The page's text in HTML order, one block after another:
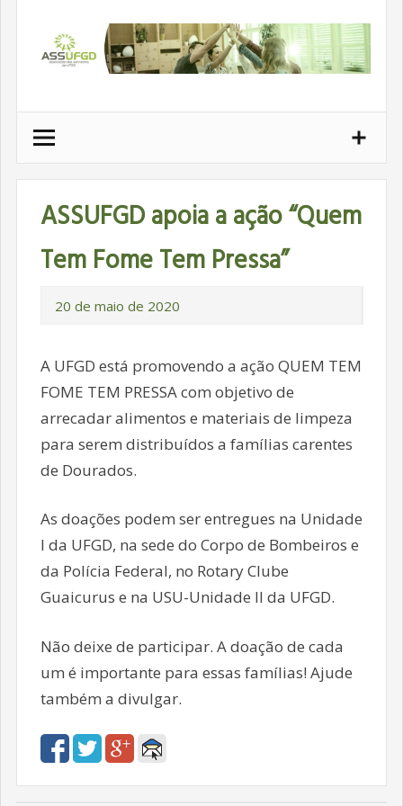
conteúdo
ASSUFGD apoia a ação “Quem
Tem Fome Tem Pressa”
20 de maio de 2020
A UFGD está promovendo a ação QUEM TEM
FOME TEM PRESSA com objetivo de
arrecadar alimentos e materiais de limpeza
para serem distribuídos a famílias carentes
de Dourados.
As doações podem ser entregues na Unidade
I da UFGD, na sede do Corpo de Bombeiros e
da Polícia Federal, no Rotary Clube
Guaicurus e na USU-Unidade II da UFGD.
Não deixe de participar. A doação de cada
um é importante para essas famílias! Ajude
também a divulgar.